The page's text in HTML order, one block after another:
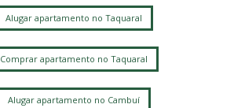
Alugar apartamento no Taquaral
Comprar apartamento no Taquaral
Alugar apartamento no Cambuí